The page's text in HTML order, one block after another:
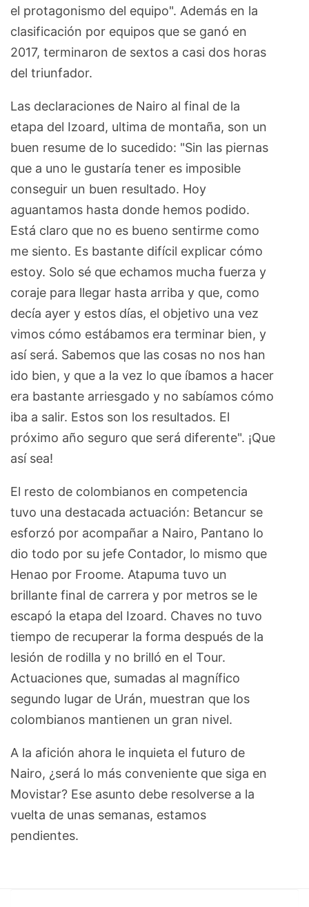
el protagonismo del equipo". Además en la
clasificación por equipos que se ganó en
2017, terminaron de sextos a casi dos horas
del triunfador.
Las declaraciones de Nairo al final de la
etapa del Izoard, ultima de montaña, son un
buen resume de lo sucedido: "Sin las piernas
que a uno le gustaría tener es imposible
conseguir un buen resultado. Hoy
aguantamos hasta donde hemos podido.
Está claro que no es bueno sentirme como
me siento. Es bastante difícil explicar cómo
estoy. Solo sé que echamos mucha fuerza y
coraje para llegar hasta arriba y que, como
decía ayer y estos días, el objetivo una vez
vimos cómo estábamos era terminar bien, y
así será. Sabemos que las cosas no nos han
ido bien, y que a la vez lo que íbamos a hacer
era bastante arriesgado y no sabíamos cómo
iba a salir. Estos son los resultados. El
próximo año seguro que será diferente". ¡Que
así sea!
El resto de colombianos en competencia
tuvo una destacada actuación: Betancur se
esforzó por acompañar a Nairo, Pantano lo
dio todo por su jefe Contador, lo mismo que
Henao por Froome. Atapuma tuvo un
brillante final de carrera y por metros se le
escapó la etapa del Izoard. Chaves no tuvo
tiempo de recuperar la forma después de la
lesión de rodilla y no brilló en el Tour.
Actuaciones que, sumadas al magnífico
segundo lugar de Urán, muestran que los
colombianos mantienen un gran nivel.
A la afición ahora le inquieta el futuro de
Nairo, ¿será lo más conveniente que siga en
Movistar? Ese asunto debe resolverse a la
vuelta de unas semanas, estamos
pendientes.